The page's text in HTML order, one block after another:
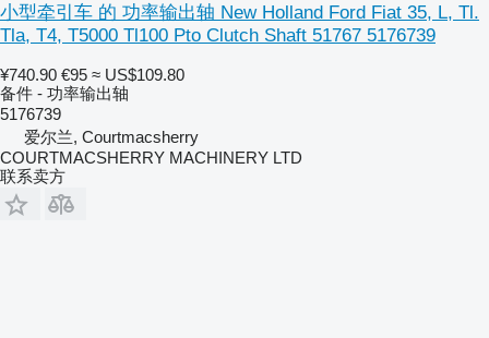
小型牵引车 的 功率输出轴 New Holland Ford Fiat 35, L, Tl.
Tla, T4, T5000 Tl100 Pto Clutch Shaft 51767 5176739
¥740.90 €95 ≈ US$109.80
备件 - 功率输出轴
5176739
爱尔兰, Courtmacsherry
COURTMACSHERRY MACHINERY LTD
联系卖方